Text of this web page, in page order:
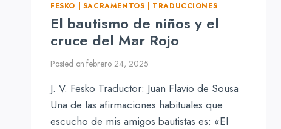
FESKO | SACRAMENTOS | TRADUCCIONES
El bautismo de niños y el
cruce del Mar Rojo
Posted on febrero 24, 2025
J. V. Fesko Traductor: Juan Flavio de Sousa
Una de las afirmaciones habituales que
escucho de mis amigos bautistas es: «El